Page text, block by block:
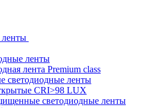
ленты
лента Premium class
светодиодные ленты
CRI>98 LUX
светодиодные ленты